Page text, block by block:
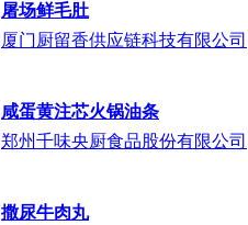
屠场鲜毛肚
厦门厨留香供应链科技有限公司
咸蛋黄注芯火锅油条
郑州千味央厨食品股份有限公司
撒尿牛肉丸